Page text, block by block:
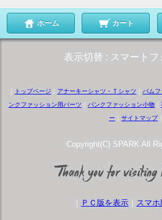
ホーム カート
表示切替 : スマートフ
トップページ アナーキーシャツ・Ｔシャツ バム
ンクファッション用パーツ
パンクファッション小物
ー
サイトマップ｜
Copyright(C) SPARK All
ＰＣ版を表示 スマ